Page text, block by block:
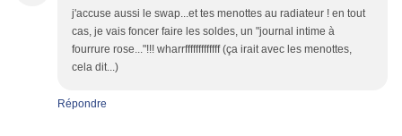
j'accuse aussi le swap...et tes menottes au radiateur ! en tout
cas, je vais foncer faire les soldes, un "journal intime à
fourrure rose..."!!! wharrfffffffffffff (ça irait avec les menottes,
cela dit...)
Répondre